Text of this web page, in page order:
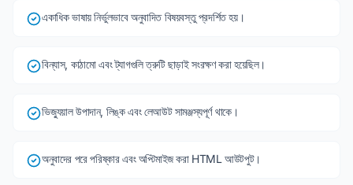
একাধিক ভাষায় নির্ভুলভাবে অনুবাদিত বিষয়বস্তু প্রদর্শিত হয়।
বিন্যাস, কাঠামো এবং ট্যাগগুলি ত্রুটি ছাড়াই সংরক্ষণ করা হয়েছিল।
ভিজ্যুয়াল উপাদান, লিঙ্ক এবং লেআউট সামঞ্জস্যপূর্ণ থাকে।
অনুবাদের পরে পরিষ্কার এবং অপ্টিমাইজ করা HTML আউটপুট।